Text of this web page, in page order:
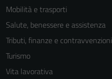
Mobilità e trasporti
Salute, benessere e assistenza
Tributi, finanze e contravvenzioni
Turismo
Vita lavorativa